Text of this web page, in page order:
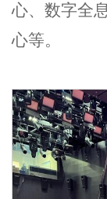
心、数字全
心等。